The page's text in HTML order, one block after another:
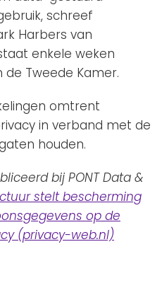
schreef
Harbers van
enkele weken
de Tweede Kamer.
omtrent
in verband met de
houden.
bij PONT Data &
stelt bescherming
op de
(privacy-web.nl)